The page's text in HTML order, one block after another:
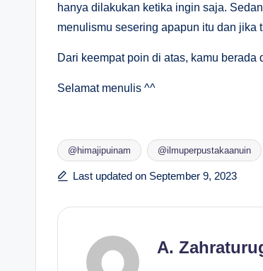
hanya dilakukan ketika ingin saja.
menulismu sesering apapun itu dan jika
Dari keempat poin di atas, kamu berada
Selamat menulis ^^
Tags:
@himajipuinam @ilmuperpustakaanuin
Last updated on September 9, 2023
A.